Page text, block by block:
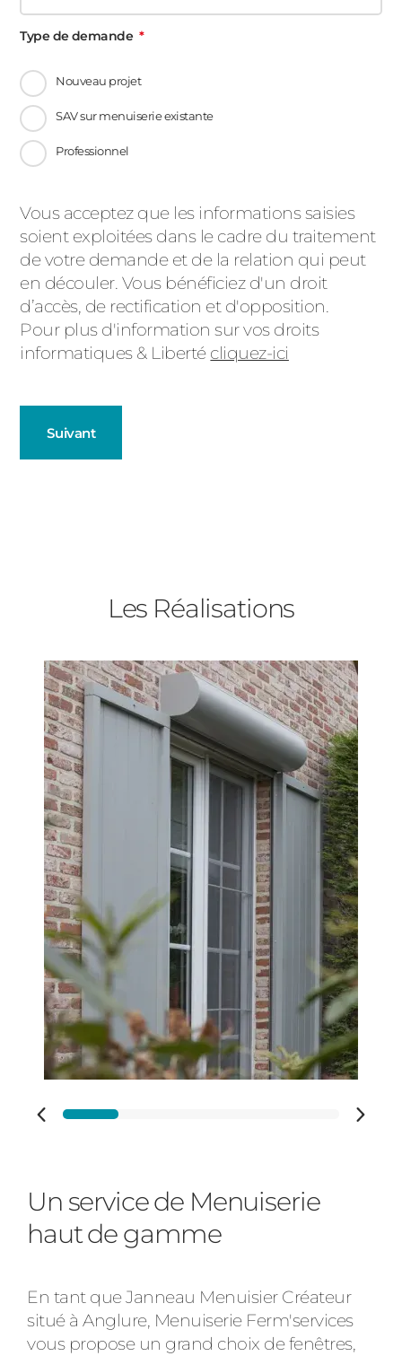
Type de demande
Nouveau projet
SAV sur menuiserie existante
Professionnel
Message
d'état
Vous acceptez que les informations saisies
soient exploitées dans le cadre du traitement
de votre demande et de la relation qui peut
en découler. Vous bénéficiez d'un droit
d’accès, de rectification et d'opposition.
Pour plus d'information sur vos droits
informatiques & Liberté cliquez-ici
Suivant
Volets Roulants
Pergolas
Carports
Cloture
Portail
Précédent Suivant
Type de logement
Pavillon
Appartement
Autre
Vos disponibilités
Adresse des travaux
Ville des travaux
Les Réalisations
Un service de Menuiserie
haut de gamme
En tant que Janneau Menuisier Créateur
situé à Anglure, Menuiserie Ferm'services
vous propose un grand choix de fenêtres,